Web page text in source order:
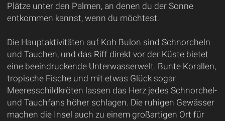
Plätze unter den Palmen, an denen du der Sonne
entkommen kannst, wenn du möchtest.
Die Hauptaktivitäten auf Koh Bulon sind Schnorcheln
und Tauchen, und das Riff direkt vor der Küste bietet
eine beeindruckende Unterwasserwelt. Bunte Korallen,
tropische Fische und mit etwas Glück sogar
Meeresschildkröten lassen das Herz jedes Schnorchel-
und Tauchfans höher schlagen. Die ruhigen Gewässer
machen die Insel auch zu einem großartigen Ort für